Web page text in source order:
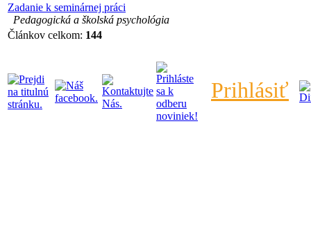
Zadanie k seminárnej práci
Pedagogická a školská psychológia
Článkov celkom: 144
Prihlásiť